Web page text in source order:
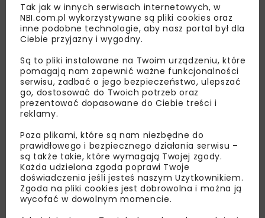
Lubisz wiedzieć więcej?
nas najlepsze informacje branżowe,
zaproszenia na wydarzenia, atrakcyjne oferty i
dedykowane akcje specjalne.
Tak jak w innych serwisach internetowych, w
NBI.com.pl wykorzystywane są pliki cookies oraz
inne podobne technologie, aby nasz portal był dla
Ciebie przyjazny i wygodny.
Są to pliki instalowane na Twoim urządzeniu, które
pomagają nam zapewnić ważne funkcjonalności
serwisu, zadbać o jego bezpieczeństwo, ulepszać
go, dostosować do Twoich potrzeb oraz
prezentować dopasowane do Ciebie treści i
reklamy.
Poza plikami, które są nam niezbędne do
prawidłowego i bezpiecznego działania serwisu –
są także takie, które wymagają Twojej zgody.
Każda udzielona zgoda poprawi Twoje
doświadczenia jeśli jesteś naszym Użytkownikiem.
Zgoda na pliki cookies jest dobrowolna i można ją
wycofać w dowolnym momencie.